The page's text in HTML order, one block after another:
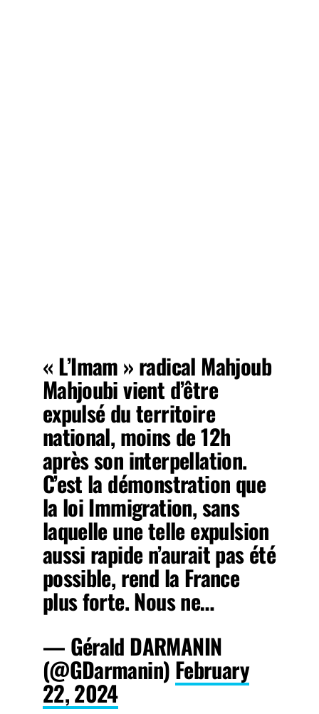
« L’Imam » radical Mahjoub
Mahjoubi vient d’être
expulsé du territoire
national, moins de 12h
après son interpellation.
C’est la démonstration que
la loi Immigration, sans
laquelle une telle expulsion
aussi rapide n’aurait pas été
possible, rend la France
plus forte. Nous ne…
— Gérald DARMANIN
(@GDarmanin) February
22, 2024